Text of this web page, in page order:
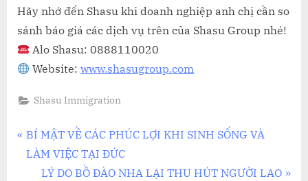
Hãy nhớ đến Shasu khi doanh nghiệp anh chị cần so
sánh báo giá các dịch vụ trên của Shasu Group nhé!
Alo Shasu: 0888110020
Website:www.shasugroup.com
Shasu Immigration
Điều
hướng
P
r
BÍ MẬT VỀ CÁC PHÚC LỢI KHI SINH SỐNG VÀ
LÀM VIỆC TẠI ĐỨC
N
LÝ DO BỒ ĐÀO NHA LẠI THU HÚT NGƯỜI LAO